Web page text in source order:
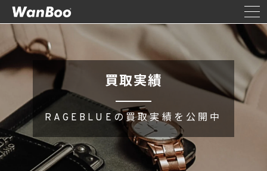
買取実績
RAGEBLUEの買取実績を公開中